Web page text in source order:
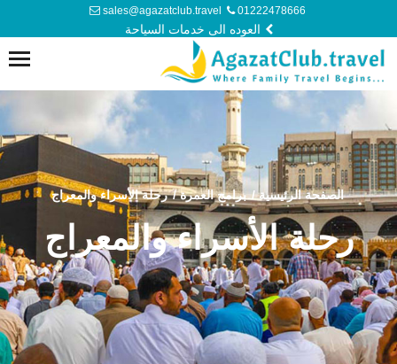
01222478666
sales@agazatclub.travel
العوده الى خدمات السياحة
الصفحة الرئيسية/ برامج العمرة/ رحلة الأسراء والمعراج
رحلة الأسراء والمعراج